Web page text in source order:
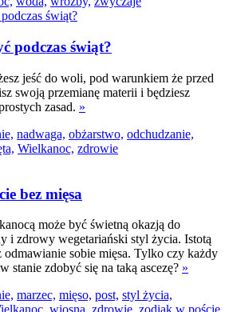
podczas świąt?
jeść do woli, pod warunkiem że przed
swoją przemianę materii i będziesz
zasad. »
nadwaga, obżarstwo, odchudzanie,
Wielkanoc, zdrowie
bez mięsa
może być świetną okazją do
i zdrowy wegetariański styl życia. Istotą
odmawianie sobie mięsa. Tylko czy każdy
stanie zdobyć się na taką ascezę? »
marzec, mięso, post, styl życia,